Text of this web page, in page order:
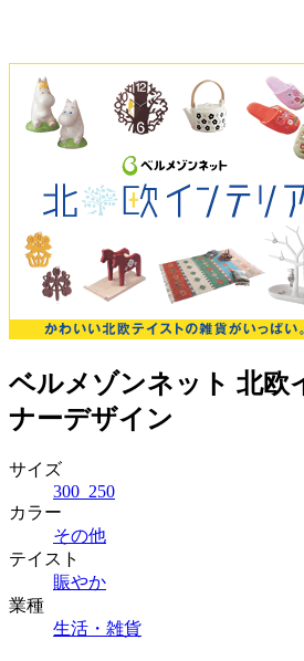
ベルメゾンネット 北欧
ナーデザイン
サイズ
300_250
カラー
その他
テイスト
賑やか
業種
生活・雑貨